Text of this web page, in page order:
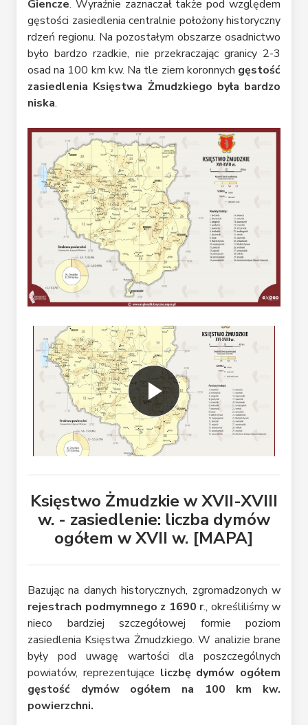
Giencze. Wyraźnie zaznaczał także pod względem
gęstości zasiedlenia centralnie położony historyczny
rdzeń regionu. Na pozostałym obszarze osadnictwo
było bardzo rzadkie, nie przekraczając granicy 2-3
osad na 100 km kw. Na tle ziem koronnych gęstość
zasiedlenia Księstwa Żmudzkiego była bardzo
niska.
Księstwo Żmudzkie w XVII-XVIII
w. - zasiedlenie: liczba dymów
ogółem w XVII w. [MAPA]
Bazując na danych historycznych, zgromadzonych w
rejestrach podmymnego z 1690 r., określiliśmy w
nieco bardziej szczegółowej formie poziom
zasiedlenia Księstwa Żmudzkiego. W analizie brane
były pod uwagę wartości dla poszczególnych
powiatów, reprezentujące liczbę dymów ogółem
gęstość dymów ogółem na 100 km kw.
powierzchni.